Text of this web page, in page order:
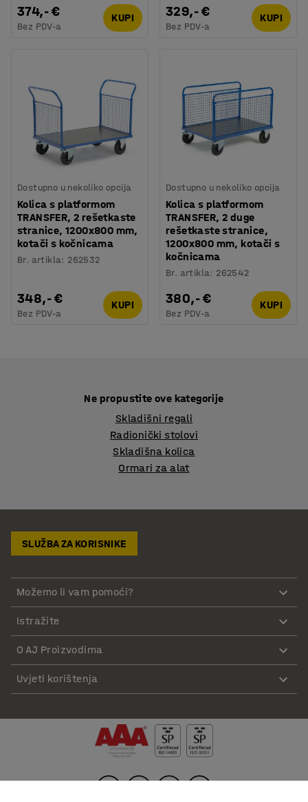
374,- €
Bez PDV-a
KUPI 329,- €
Bez PDV-a
KUPI
Dostupno u nekoliko opcija
Kolica s platformom
TRANSFER, 2 rešetkaste
stranice, 1200x800 mm,
kotači s kočnicama
Br. artikla: 262532
348,- €
Bez PDV-a
KUPI
Dostupno u nekoliko opcija
Kolica s platformom
TRANSFER, 2 duge
rešetkaste stranice,
1200x800 mm, kotači s
kočnicama
Br. artikla: 262542
380,- €
Bez PDV-a
KUPI
Ne propustite ove kategorije
Skladišni regali
Radionički stolovi
Skladišna kolica
Ormari za alat
SLUŽBA ZA KORISNIKE
Možemo li vam pomoći?
Istražite
O AJ Proizvodima
Uvjeti korištenja